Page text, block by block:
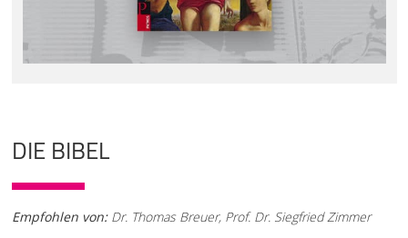
DIE BIBEL
Empfohlen von: Dr. Thomas Breuer, Prof. Dr. Siegfried Zimmer